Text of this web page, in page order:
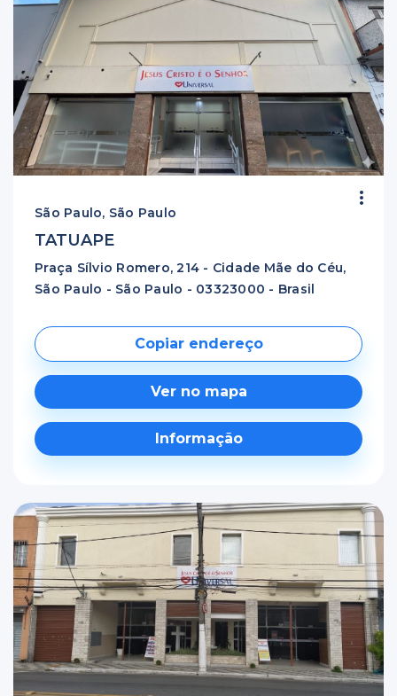
São Paulo, São Paulo
TATUAPE
Praça Sílvio Romero, 214 - Cidade Mãe do Céu,
São Paulo - São Paulo - 03323000 - Brasil
Copiar endereço
Ver no mapa
Informação